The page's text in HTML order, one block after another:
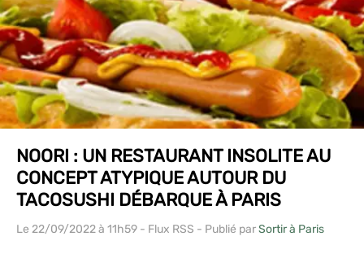
NOORI : UN RESTAURANT INSOLITE AU
CONCEPT ATYPIQUE AUTOUR DU
TACOSUSHI DÉBARQUE À PARIS
Le 22/09/2022à 11h59 - Flux RSS - Publié parSortir à Paris